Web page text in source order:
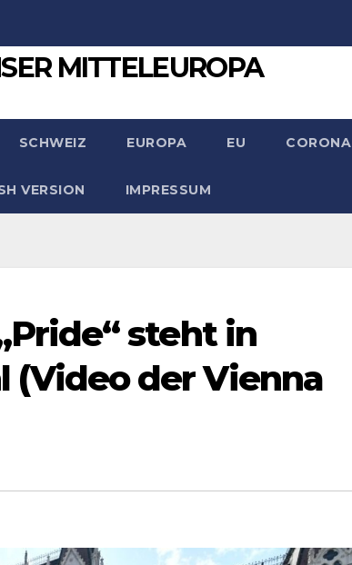
MITTELEUROPA
SCHWEIZ EUROPA EU CORONA
VERSION IMPRESSUM
steht in
der Vienna